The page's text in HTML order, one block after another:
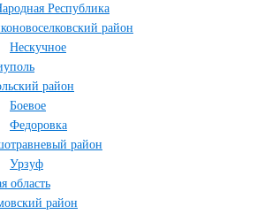
Республика
район
Нескучное
район
Боевое
Федоровка
район
Урзуф
область
район